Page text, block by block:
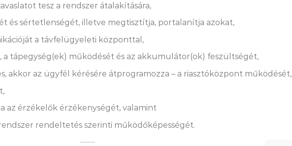
tesz a rendszer átalakítására,
és sértetlenségét, illetve megtisztítja, portalanítja azokat,
a távfelügyeleti központtal,
a tápegység(ek) működését és az akkumulátor(ok) feszültségét,
akkor az ügyfél kérésére átprogramozza – a riasztóközpont működését,
az érzékelők érzékenységét, valamint
rendeltetés szerinti működőképességét.